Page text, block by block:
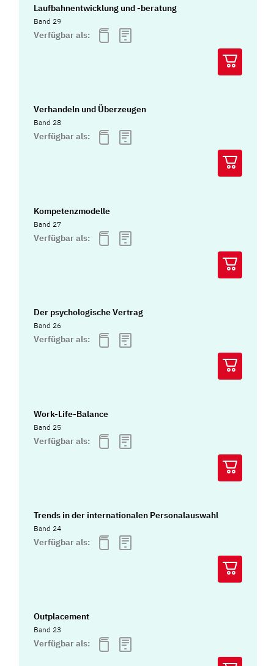
Laufbahnentwicklung und -beratung
Band 29
Verfügbar als:
Verhandeln und Überzeugen
Band 28
Verfügbar als:
Kompetenzmodelle
Band 27
Verfügbar als:
Der psychologische Vertrag
Band 26
Verfügbar als:
Work-Life-Balance
Band 25
Verfügbar als:
Trends in der internationalen Personalauswahl
Band 24
Verfügbar als:
Outplacement
Band 23
Verfügbar als: